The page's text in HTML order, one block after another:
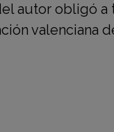
autor obligó a
valenciana